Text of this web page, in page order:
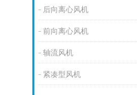
后向离心风机
前向离心风机
轴流风机
紧凑型风机